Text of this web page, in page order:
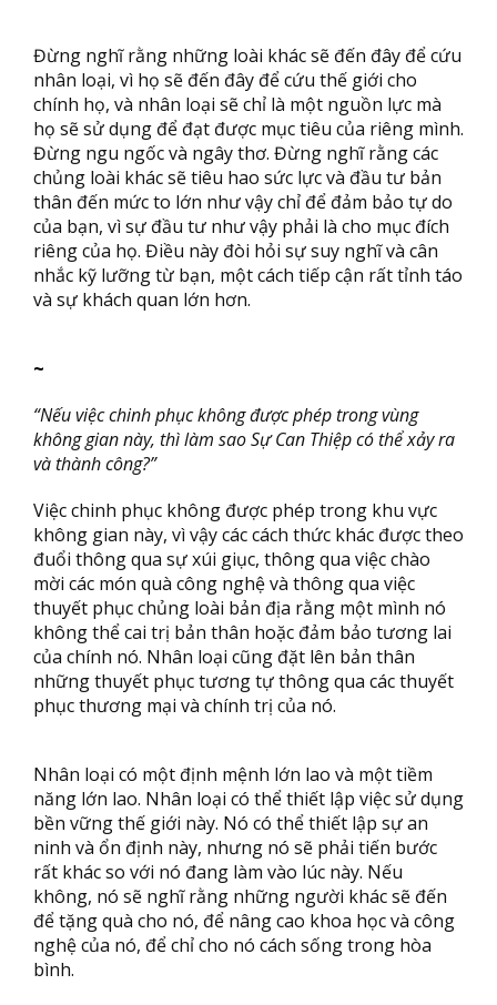
Đừng nghĩ rằng những loài khác sẽ đến đây để cứu
nhân loại, vì họ sẽ đến đây để cứu thế giới cho
chính họ, và nhân loại sẽ chỉ là một nguồn lực mà
họ sẽ sử dụng để đạt được mục tiêu của riêng mình.
Đừng ngu ngốc và ngây thơ. Đừng nghĩ rằng các
chủng loài khác sẽ tiêu hao sức lực và đầu tư bản
thân đến mức to lớn như vậy chỉ để đảm bảo tự do
của bạn, vì sự đầu tư như vậy phải là cho mục đích
riêng của họ. Điều này đòi hỏi sự suy nghĩ và cân
nhắc kỹ lưỡng từ bạn, một cách tiếp cận rất tỉnh táo
và sự khách quan lớn hơn.
~
“Nếu việc chinh phục không được phép trong vùng
không gian này, thì làm sao Sự Can Thiệp có thể xảy ra
và thành công?”
Việc chinh phục không được phép trong khu vực
không gian này, vì vậy các cách thức khác được theo
đuổi thông qua sự xúi giục, thông qua việc chào
mời các món quà công nghệ và thông qua việc
thuyết phục chủng loài bản địa rằng một mình nó
không thể cai trị bản thân hoặc đảm bảo tương lai
của chính nó. Nhân loại cũng đặt lên bản thân
những thuyết phục tương tự thông qua các thuyết
phục thương mại và chính trị của nó.
Nhân loại có một định mệnh lớn lao và một tiềm
năng lớn lao. Nhân loại có thể thiết lập việc sử dụng
bền vững thế giới này. Nó có thể thiết lập sự an
ninh và ổn định này, nhưng nó sẽ phải tiến bước
rất khác so với nó đang làm vào lúc này. Nếu
không, nó sẽ nghĩ rằng những người khác sẽ đến
để tặng quà cho nó, để nâng cao khoa học và công
nghệ của nó, để chỉ cho nó cách sống trong hòa
bình.